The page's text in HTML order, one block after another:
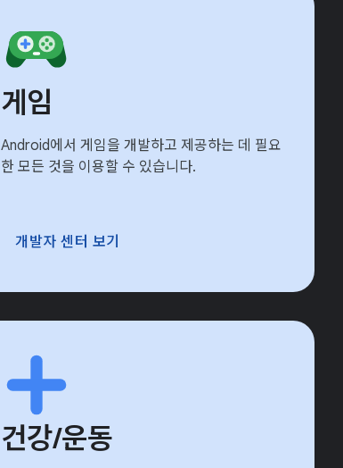
게임
Android에서 게임을 개발하고 제공하는 데 필요
한 모든 것을 이용할 수 있습니다.
개발자 센터 보기
건강/운동